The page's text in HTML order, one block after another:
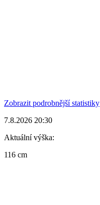
Zobrazit podrobnější statistiky
7.8.2026 20:30
Aktuální výška:
116 cm